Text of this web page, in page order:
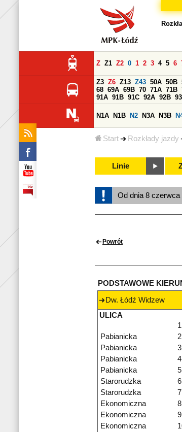
Start Rozkłady jazdy
Z Z1 Z2 0 1 2 3 4 5 6
Z3 Z6 Z13 Z43 50A 50B
68 69A 69B 70 71A 71B
91A 91B 91C 92A 92B 93
N1A N1B N2 N3A N3B
Linie
Od dnia 8 czerwca
Powrót
PODSTAWOWE
Dw. Łódź Widzew
ULICA
Pabianicka
Pabianicka
Pabianicka
Pabianicka
Starorudzka
Starorudzka
Ekonomiczna
Ekonomiczna
Ekonomiczna